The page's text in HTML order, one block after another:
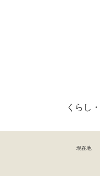
くらし・
現在地